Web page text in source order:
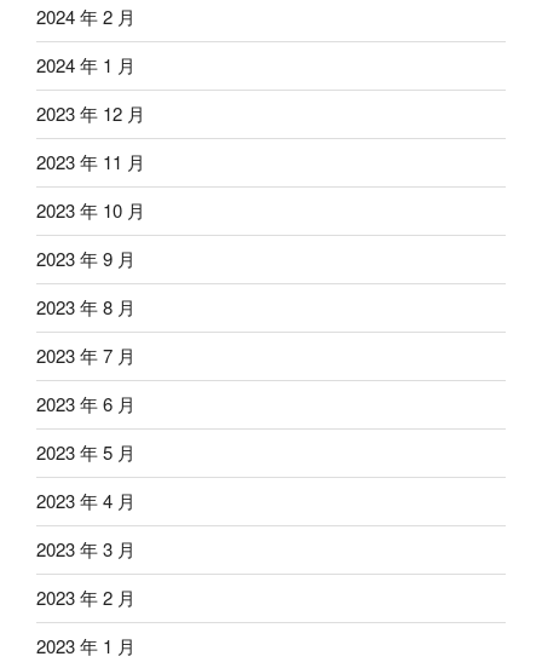
2024 年 2 月
2024 年 1 月
2023 年 12 月
2023 年 11 月
2023 年 10 月
2023 年 9 月
2023 年 8 月
2023 年 7 月
2023 年 6 月
2023 年 5 月
2023 年 4 月
2023 年 3 月
2023 年 2 月
2023 年 1 月